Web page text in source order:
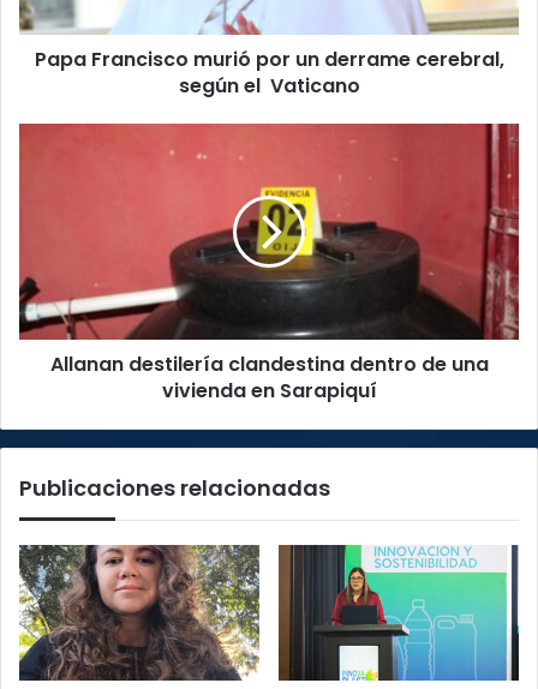
según
el
Vaticano
Papa Francisco murió por un derrame cerebral,
según el Vaticano
vivienda
en
Sarapiquí
Allanan destilería clandestina dentro de una
vivienda en Sarapiquí
Publicaciones relacionadas